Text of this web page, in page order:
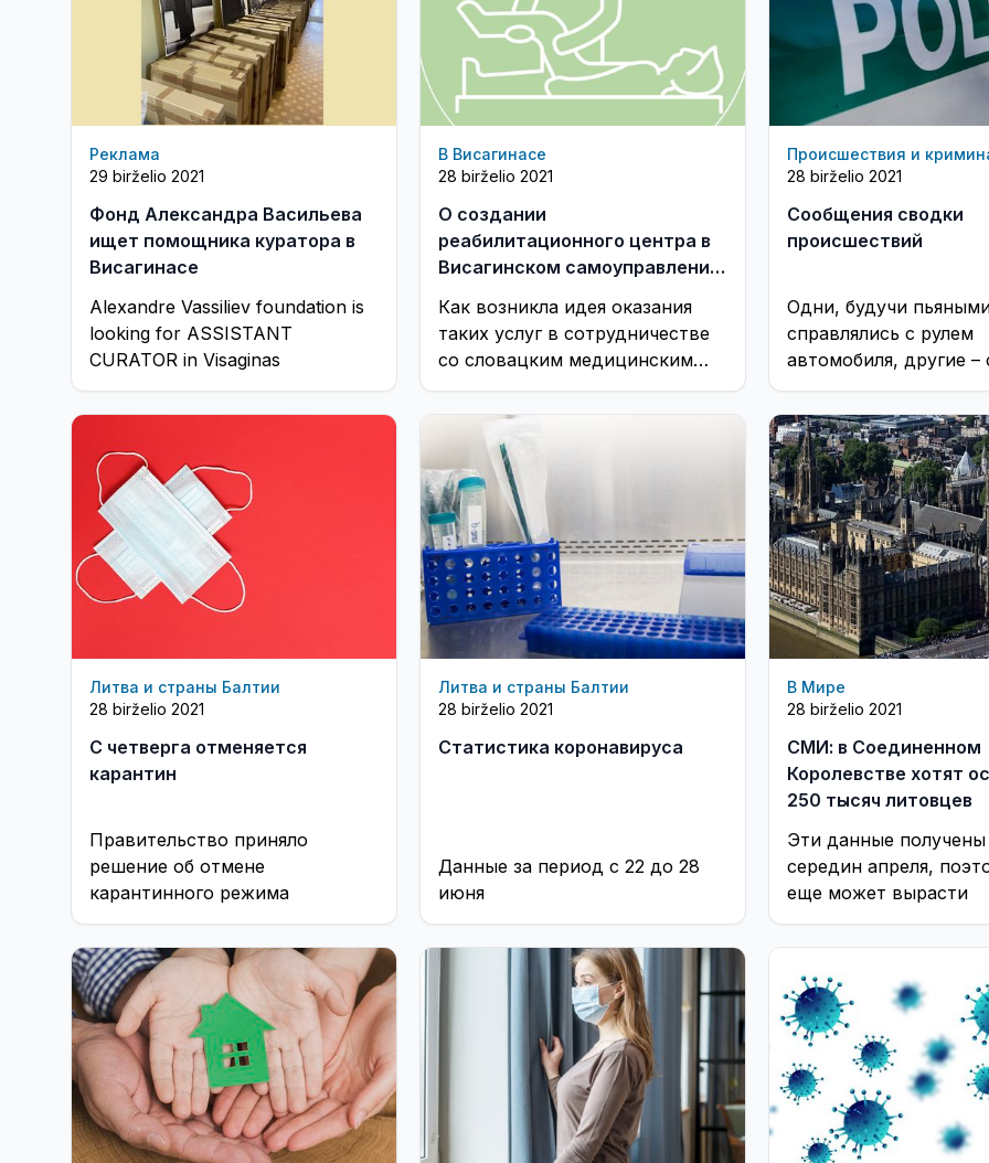
Реклама
29 birželio 2021
Фонд Александра Васильева
ищет помощника куратора в
Висагинасе
Alexandre Vassiliev foundation is
looking for ASSISTANT
CURATOR in Visaginas
В Висагинасе
28 birželio 2021
О создании
реабилитационного центра в
Висагинском самоуправлении
Как возникла идея оказания
таких услуг в сотрудничестве
со словацким медицинским
центром AXIS и каково
сегодняшнее положение дел?
Происшествия и
28 birželio 2021
Сообщения сводки
происшествий
Одни, будучи
справлялись с рулем
автомобиля, другие –
эмоциями… И снова –
мошенничество
Литва и страны Балтии
28 birželio 2021
С четверга отменяется
карантин
Правительство приняло
решение об отмене
карантинного режима
Литва и страны Балтии
28 birželio 2021
Статистика коронавируса
Данные за период с 22 до 28
июня
В Мире
28 birželio 2021
СМИ: в Соединенном
Королевстве хотят
250 тысяч литовцев
Эти данные
середин апреля,
еще может вырасти